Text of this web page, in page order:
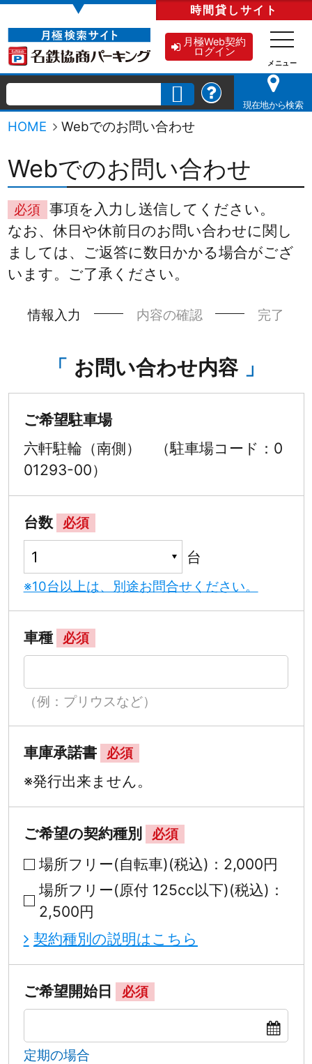
▼ 時間貸しサイト
月極Web契約
ログイン
現在地から検索
HOME Webでのお問い合わせ
Webでのお問い合わせ
必須 事項を入力し送信してください。
なお、休日や休前日のお問い合わせに関し
ましては、ご返答に数日かかる場合がござ
います。ご了承ください。
情報入力 内容の確認 完了
お問い合わせ内容
ご希望駐車場
六軒駐輪（南側） （駐車場コード：0
01293-00）
台数 必須
台
※10台以上は、別途お問合せください。
車種 必須
（例：プリウスなど）
車庫承諾書 必須
※発行出来ません。
ご希望の契約種別 必須
場所フリー(自転車)(税込)：2,000円
場所フリー(原付 125cc以下)(税込)：
2,500円
契約種別の説明はこちら
ご希望開始日 必須
定期の場合